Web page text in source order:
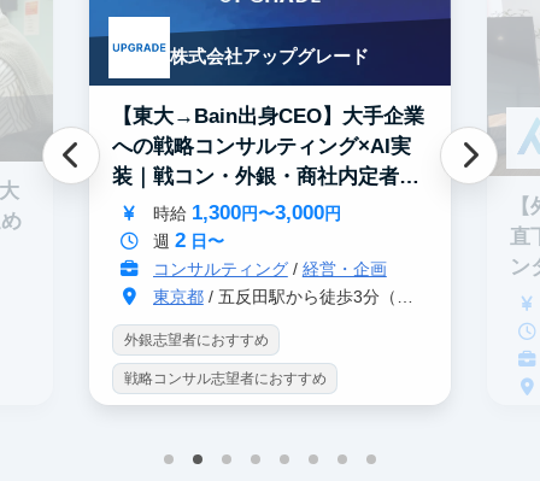
株式会社アップグレード
【東大→Bain出身CEO】大手企業
への戦略コンサルティング×AI実
装｜戦コン・外銀・商社内定者多
数
時給 1,300円〜3,000円
週 2日〜
コンサルティング/ 経営・企画
東京都/ 五反田駅から徒歩3分（大崎駅から徒歩8分）
外銀志望者におすすめ
戦略コンサル志望者におすすめ
プロダクトマネジメント 事業立案
直
ン